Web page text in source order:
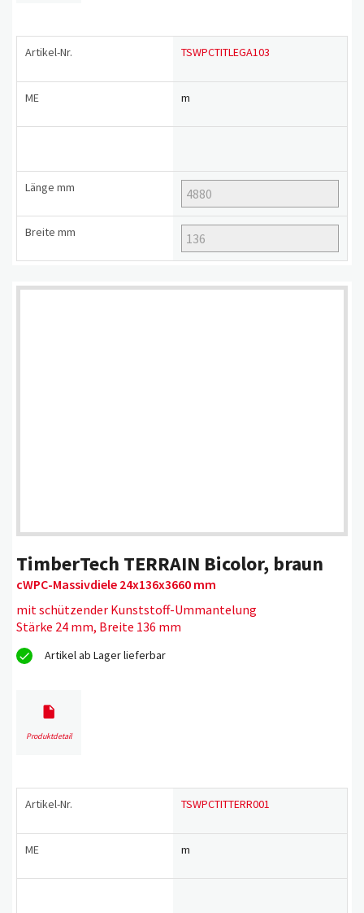
Artikel-Nr.
ME
Länge mm
Breite mm
TSWPCTITLEGA103
m
TimberTech TERRAIN Bicolor, braun
cWPC-Massivdiele 24x136x3660 mm
mit schützender Kunststoff-Ummantelung
Stärke 24 mm, Breite 136 mm
Artikel ab Lager lieferbar
Produktdetail
Artikel-Nr.
ME
TSWPCTITTERR001
m